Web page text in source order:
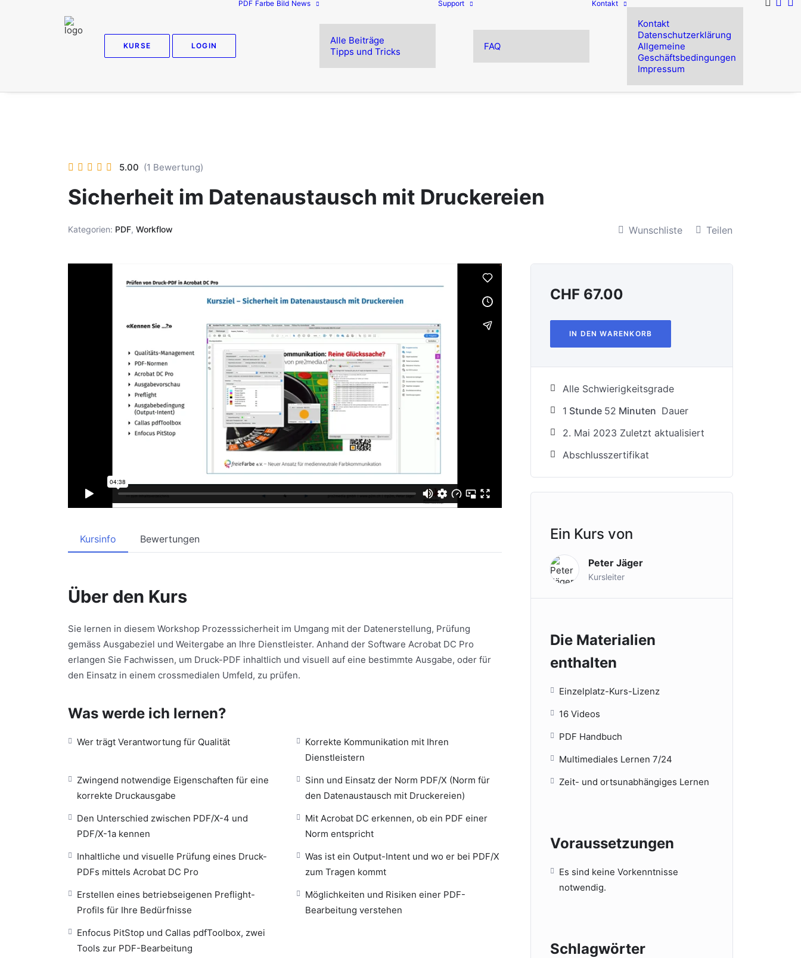
KURSE LOGIN
PDF Farbe Bild News
Alle Beiträge
Tipps und Tricks
Support
FAQ
Kontakt
Kontakt
Datenschutzerklärung
Allgemeine
Geschäftsbedingungen
Impressum
5.00 (1 Bewertung)
Sicherheit im Datenaustausch mit Druckereien
Kategorien: PDF, Workflow Wunschliste Teilen
Kursinfo Bewertungen
Über den Kurs
Sie lernen in diesem Workshop Prozesssicherheit im Umgang mit der Datenerstellung, Prüfung
gemäss Ausgabeziel und Weitergabe an Ihre Dienstleister. Anhand der Software Acrobat DC Pro
erlangen Sie Fachwissen, um Druck-PDF inhaltlich und visuell auf eine bestimmte Ausgabe, oder für
den Einsatz in einem crossmedialen Umfeld, zu prüfen.
Was werde ich lernen?
Wer trägt Verantwortung für Qualität
Korrekte Kommunikation mit Ihren
Dienstleistern
Zwingend notwendige Eigenschaften für eine
korrekte Druckausgabe
Sinn und Einsatz der Norm PDF/X (Norm für
den Datenaustausch mit Druckereien)
Den Unterschied zwischen PDF/X-4 und
PDF/X-1a kennen
Mit Acrobat DC erkennen, ob ein PDF einer
Norm entspricht
Inhaltliche und visuelle Prüfung eines Druck-
PDFs mittels Acrobat DC Pro
Was ist ein Output-Intent und wo er bei PDF/X
zum Tragen kommt
Erstellen eines betriebseigenen Preflight-
Profils für Ihre Bedürfnisse
Möglichkeiten und Risiken einer PDF-
Bearbeitung verstehen
Enfocus PitStop und Callas pdfToolbox, zwei
Tools zur PDF-Bearbeitung
CHF 67.00
IN DEN WARENKORB
Alle Schwierigkeitsgrade
1 Stunde 52 Minuten Dauer
2. Mai 2023 Zuletzt aktualisiert
Abschlusszertifikat
Ein Kurs von
Peter Jäger
Kursleiter
Die Materialien
enthalten
Einzelplatz-Kurs-Lizenz
16 Videos
PDF Handbuch
Multimediales Lernen 7/24
Zeit- und ortsunabhängiges Lernen
Voraussetzungen
Es sind keine Vorkenntnisse
notwendig.
Schlagwörter